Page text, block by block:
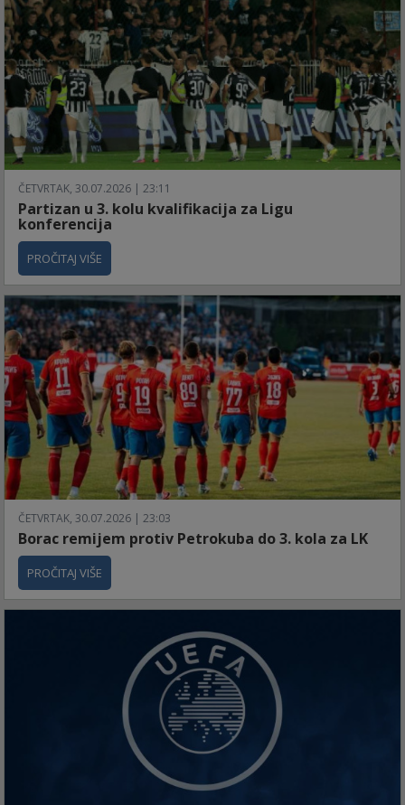
ČETVRTAK, 30.07.2026 | 23:11
Partizan u 3. kolu kvalifikacija za Ligu
konferencija
PROČITAJ VIŠE
ČETVRTAK, 30.07.2026 | 23:03
Borac remijem protiv Petrokuba do 3. kola za LK
PROČITAJ VIŠE